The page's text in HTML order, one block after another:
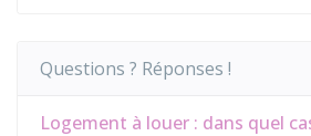
Questions ? Réponses !
Logement à louer : dans quel